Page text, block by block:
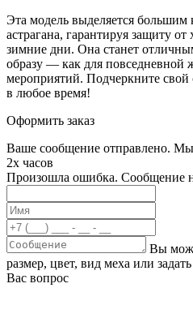
Эта модель выделяется
астрагана, гарантируя защиту
зимние дни. Она станет
образу — как для повседневной
мероприятий. Подчеркните свой
в любое время!
Оформить заказ
Ваше сообщение отправлено.
2х часов
Произошла ошибка. Сообщение
Вы
размер, цвет, вид меха или
Вас вопрос